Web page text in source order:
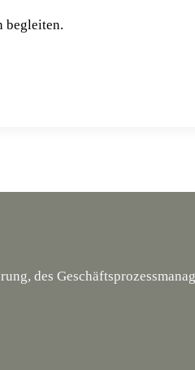
begleiten.
des